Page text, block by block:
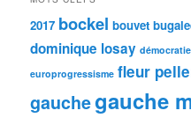
2017 bockel bouvet
dominique losay démocratie
europrogressisme fleur
gauchegauche